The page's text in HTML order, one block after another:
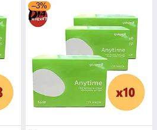
–3%